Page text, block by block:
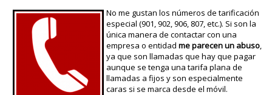
No me gustan los números de tarificación
especial (901, 902, 906, 807, etc.). Si son la
única manera de contactar con una
empresa o entidad me parecen un abuso,
ya que son llamadas que hay que pagar
aunque se tenga una tarifa plana de
llamadas a fijos y son especialmente
caras si se marca desde el móvil.